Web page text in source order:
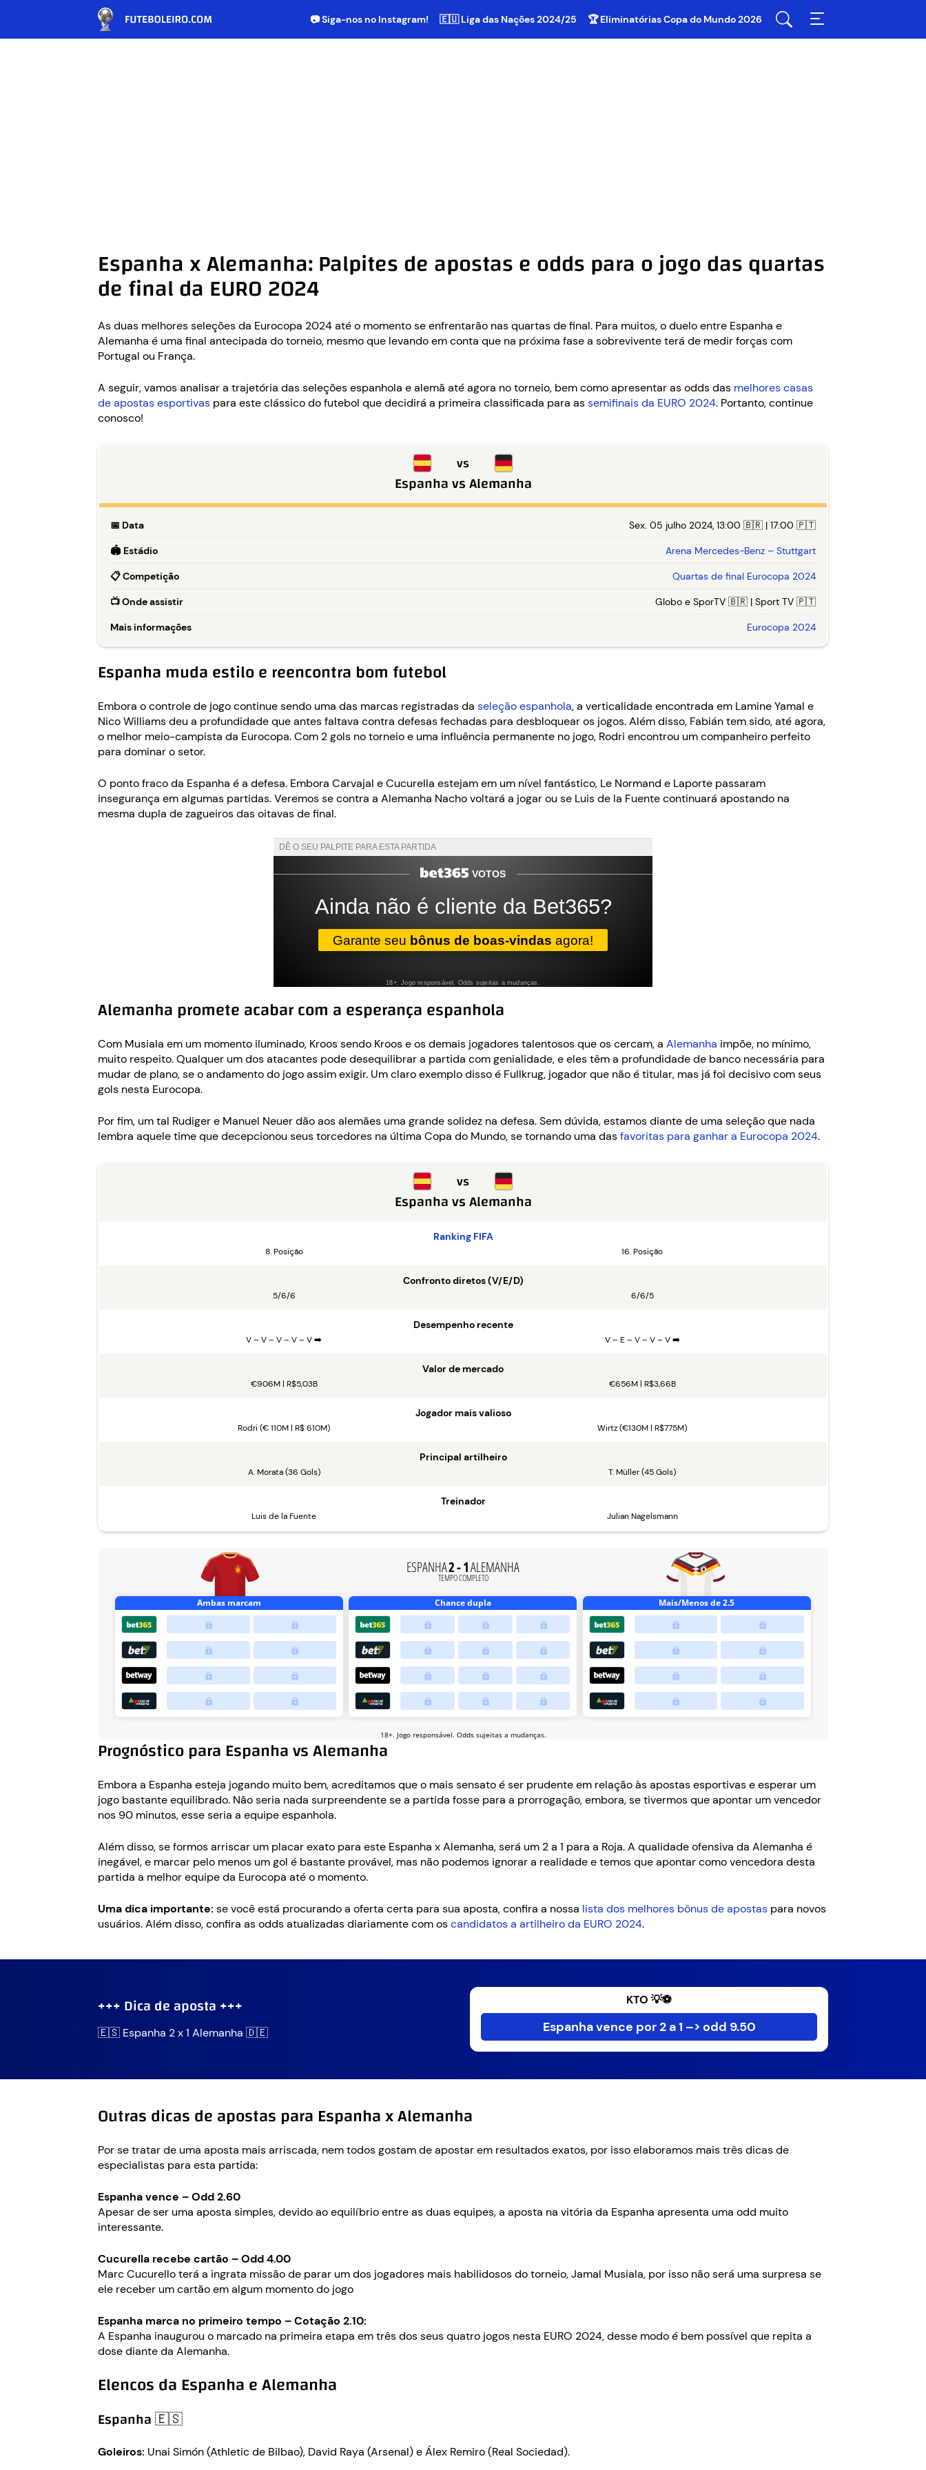
📷 Siga-nos no Instagram! 🇪🇺 Liga das Nações 2024/25 🏆 Eliminatórias Copa do Mundo 2026
Espanha x Alemanha: Palpites de apostas e odds para o jogo das quartas
de final da EURO 2024
As duas melhores seleções da Eurocopa 2024 até o momento se enfrentarão nas quartas de final. Para muitos, o duelo entre Espanha e
Alemanha é uma final antecipada do torneio, mesmo que levando em conta que na próxima fase a sobrevivente terá de medir forças com
Portugal ou França.
A seguir, vamos analisar a trajetória das seleções espanhola e alemã até agora no torneio, bem como apresentar as odds das melhores casas
de apostas esportivas para este clássico do futebol que decidirá a primeira classificada para assemifinais da EURO 2024. Portanto, continue
conosco!
vs
EspanhavsAlemanha
📅 Data Sex. 05 julho 2024, 13:00 🇧🇷 | 17:00 🇵🇹
🏟️ Estádio Arena Mercedes-Benz – Stuttgart
📋Competição Quartas de final Eurocopa 2024
📺Onde assistir Globo e SporTV 🇧🇷 | Sport TV 🇵🇹
Mais informações Eurocopa 2024
Espanha muda estilo e reencontra bom futebol
Embora o controle de jogo continue sendo uma das marcas registradas da seleção espanhola, a verticalidade encontrada em Lamine Yamal e
Nico Williams deu a profundidade que antes faltava contra defesas fechadas para desbloquear os jogos. Além disso, Fabián tem sido, até agora,
o melhor meio-campista da Eurocopa. Com 2 gols no torneio e uma influência permanente no jogo, Rodri encontrou um companheiro perfeito
para dominar o setor.
O ponto fraco da Espanha é a defesa. Embora Carvajal e Cucurella estejam em um nível fantástico, Le Normand e Laporte passaram
insegurança em algumas partidas. Veremos se contra a Alemanha Nacho voltará a jogar ou se Luis de la Fuente continuará apostando na
mesma dupla de zagueiros das oitavas de final.
Alemanha promete acabar com a esperança espanhola
Com Musiala em um momento iluminado, Kroos sendo Kroos e os demais jogadores talentosos que os cercam, a Alemanha impõe, no mínimo,
muito respeito. Qualquer um dos atacantes pode desequilibrar a partida com genialidade, e eles têm a profundidade de banco necessária para
mudar de plano, se o andamento do jogo assim exigir. Um claro exemplo disso é Fullkrug, jogador que não é titular, mas já foi decisivo com seus
gols nesta Eurocopa.
Por fim, um tal Rudiger e Manuel Neuer dão aos alemães uma grande solidez na defesa. Sem dúvida, estamos diante de uma seleção que nada
lembra aquele time que decepcionou seus torcedores na última Copa do Mundo, se tornando uma dasfavoritas para ganhar a Eurocopa 2024.
vs
EspanhavsAlemanha
Ranking FIFA
8. Posição 16. Posição
Confronto diretos (V/E/D)
5/6/6 6/6/5
Desempenho recente
V – V – V – V – V ➡️ V – E – V – V – V ➡️
Valor de mercado
€906M | R$5,03B €656M | R$3,66B
Jogador mais valioso
Rodri (€ 110M | R$ 610M) Wirtz (€130M | R$775M)
Principal artilheiro
A. Morata (36 Gols) T. Müller (45 Gols)
Treinador
Luis de la Fuente Julian Nagelsmann
Prognóstico para Espanha vs Alemanha
Embora a Espanha esteja jogando muito bem, acreditamos que o mais sensato é ser prudente em relação às apostas esportivas e esperar um
jogo bastante equilibrado. Não seria nada surpreendente se a partida fosse para a prorrogação, embora, se tivermos que apontar um vencedor
nos 90 minutos, esse seria a equipe espanhola.
Além disso, se formos arriscar um placar exato para este Espanha x Alemanha, será um 2 a 1 para a Roja. A qualidade ofensiva da Alemanha é
inegável, e marcar pelo menos um gol é bastante provável, mas não podemos ignorar a realidade e temos que apontar como vencedora desta
partida a melhor equipe da Eurocopa até o momento.
Uma dica importante: se você está procurando a oferta certa para sua aposta, confira a nossa lista dos melhores bônus de apostas para novos
usuários. Além disso, confira as odds atualizadas diariamente com oscandidatos a artilheiro da EURO 2024.
+++ Dica de aposta +++
🇪🇸 Espanha 2 x 1 Alemanha 🇩🇪
KTO 💡⚽
Espanha vence por 2 a 1 –> odd 9.50
Outras dicas de apostas para Espanha x Alemanha
Por se tratar de uma aposta mais arriscada, nem todos gostam de apostar em resultados exatos, por isso elaboramos mais três dicas de
especialistas para esta partida:
Espanha vence – Odd 2.60
Apesar de ser uma aposta simples, devido ao equilíbrio entre as duas equipes, a aposta na vitória da Espanha apresenta uma odd muito
interessante.
Cucurella recebe cartão – Odd 4.00
Marc Cucurello terá a ingrata missão de parar um dos jogadores mais habilidosos do torneio, Jamal Musiala, por isso não será uma surpresa se
ele receber um cartão em algum momento do jogo
Espanha marca no primeiro tempo – Cotação 2.10:
A Espanha inaugurou o marcado na primeira etapa em três dos seus quatro jogos nesta EURO 2024, desse modo é bem possível que repita a
dose diante da Alemanha.
Elencos da Espanha e Alemanha
Espanha 🇪🇸
Goleiros: Unai Simón (Athletic de Bilbao), David Raya (Arsenal) e Álex Remiro (Real Sociedad).